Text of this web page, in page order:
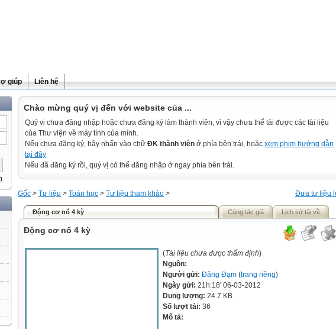
giúp Liên hệ
Chào mừng quý vị đến với website của ...
Quý vị chưa đăng nhập hoặc chưa đăng ký làm thành viên, vì vậy chưa thể tải được các tài liệu
của Thư viện về máy tính của mình.
Nếu chưa đăng ký, hãy nhấn vào chữ ĐK thành viên ở phía bên trái, hoặc xem phim hướng dẫn
tại đây
Nếu đã đăng ký rồi, quý vị có thể đăng nhập ở ngay phía bên trái.
Đưa tư liệu
Gốc > Tư liệu > Toán học > Tư liệu tham khảo >
Động cơ nổ 4 kỳ Cùng tác giả Lịch sử tải về
Động cơ nổ 4 kỳ
(Tài liệu chưa được thẩm định)
Nguồn:
Người gửi: Đặng Đạm (trang riêng)
Ngày gửi: 21h:18' 06-03-2012
Dung lượng: 24.7 KB
Số lượt tải: 36
Mô tả: